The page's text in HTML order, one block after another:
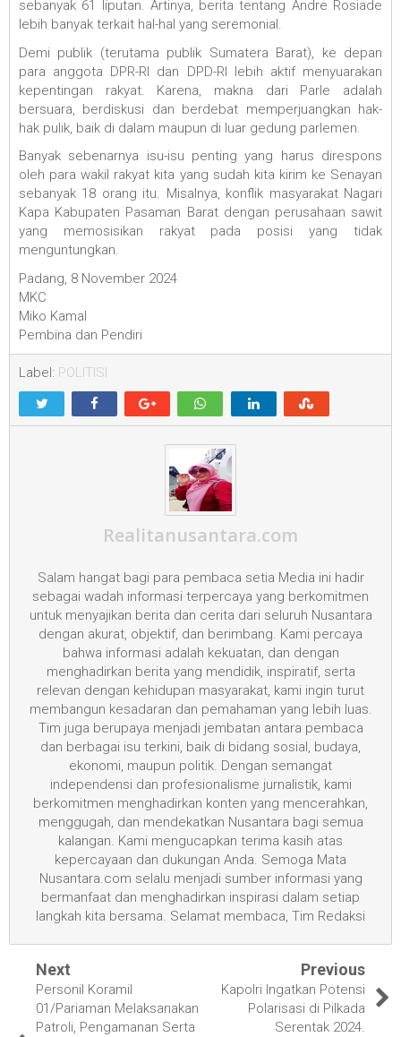
sebanyak 61 liputan. Artinya, berita tentang Andre Rosiade
lebih banyak terkait hal-hal yang seremonial.
Demi publik (terutama publik Sumatera Barat), ke depan
para anggota DPR-RI dan DPD-RI lebih aktif menyuarakan
kepentingan rakyat. Karena, makna dari Parle adalah
bersuara, berdiskusi dan berdebat memperjuangkan hak-
hak pulik, baik di dalam maupun di luar gedung parlemen.
Banyak sebenarnya isu-isu penting yang harus direspons
oleh para wakil rakyat kita yang sudah kita kirim ke Senayan
sebanyak 18 orang itu. Misalnya, konflik masyarakat Nagari
Kapa Kabupaten Pasaman Barat dengan perusahaan sawit
yang memosisikan rakyat pada posisi yang tidak
menguntungkan.
Padang, 8 November 2024
MKC
Miko Kamal
Pembina dan Pendiri
Label: POLITISI
Realitanusantara.com
Salam hangat bagi para pembaca setia Media ini hadir
sebagai wadah informasi terpercaya yang berkomitmen
untuk menyajikan berita dan cerita dari seluruh Nusantara
dengan akurat, objektif, dan berimbang. Kami percaya
bahwa informasi adalah kekuatan, dan dengan
menghadirkan berita yang mendidik, inspiratif, serta
relevan dengan kehidupan masyarakat, kami ingin turut
membangun kesadaran dan pemahaman yang lebih luas.
Tim juga berupaya menjadi jembatan antara pembaca
dan berbagai isu terkini, baik di bidang sosial, budaya,
ekonomi, maupun politik. Dengan semangat
independensi dan profesionalisme jurnalistik, kami
berkomitmen menghadirkan konten yang mencerahkan,
menggugah, dan mendekatkan Nusantara bagi semua
kalangan. Kami mengucapkan terima kasih atas
kepercayaan dan dukungan Anda. Semoga Mata
Nusantara.com selalu menjadi sumber informasi yang
bermanfaat dan menghadirkan inspirasi dalam setiap
langkah kita bersama. Selamat membaca, Tim Redaksi
Next
Personil Koramil
01/Pariaman Melaksanakan
Patroli, Pengamanan Serta
Previous
Kapolri Ingatkan Potensi
Polarisasi di Pilkada
Serentak 2024.